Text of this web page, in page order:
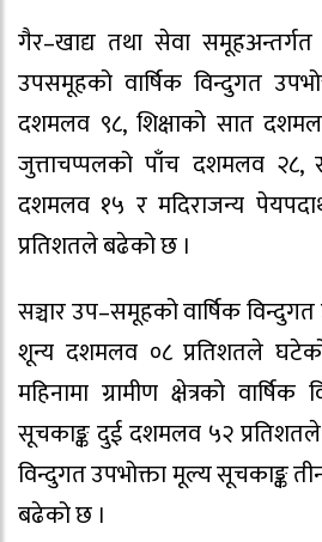
गैर–खाद्य तथा सेवा
उपसमूहको वार्षिक विन्दुगत
दशमलव ९८, शिक्षाको सात
जुत्ताचप्पलको पाँच दशमलव २८,
दशमलव १५ र मदिराजन्य
प्रतिशतले बढेको छ ।
सञ्चार उप–समूहको वार्षिक
शून्य दशमलव ०८ प्रतिशतले
महिनामा ग्रामीण क्षेत्रको
सूचकाङ्क दुई दशमलव ५२ प्रतिशतले
विन्दुगत उपभोक्ता मूल्य सूचकाङ्क
बढेको छ ।